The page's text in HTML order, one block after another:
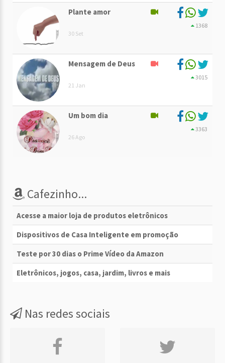
Plante amor
30 Set
1368
Mensagem de Deus
21 Jan
3015
Um bom dia
26 Ago
3363
Cafezinho...
Acesse a maior loja de produtos eletrônicos
Dispositivos de Casa Inteligente em promoção
Teste por 30 dias o Prime Vídeo da Amazon
Eletrônicos, jogos, casa, jardim, livros e mais
Nas redes sociais